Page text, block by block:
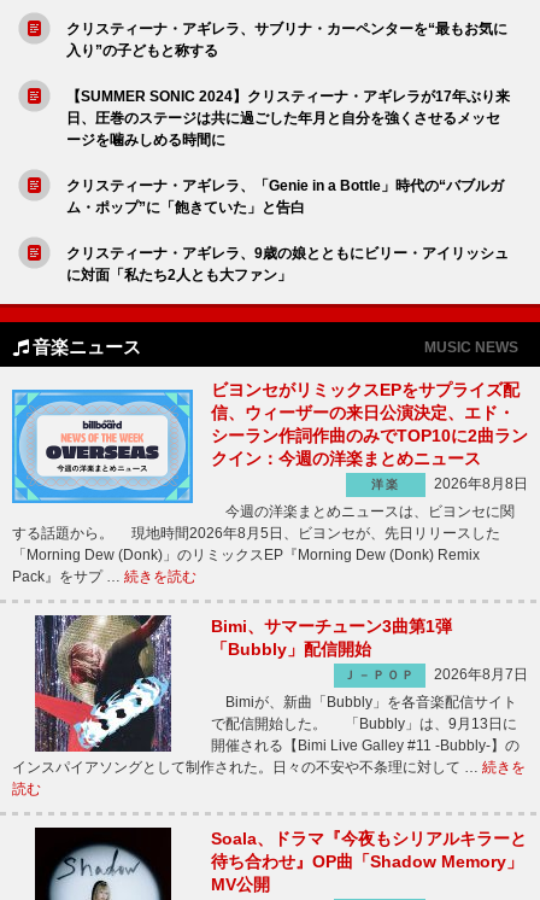
クリスティーナ・アギレラ、サブリナ・カーペンターを“最もお気に
入り”の子どもと称する
【SUMMER SONIC 2024】クリスティーナ・アギレラが17年ぶり来
日、圧巻のステージは共に過ごした年月と自分を強くさせるメッセ
ージを噛みしめる時間に
クリスティーナ・アギレラ、「Genie in a Bottle」時代の“バブルガ
ム・ポップ”に「飽きていた」と告白
クリスティーナ・アギレラ、9歳の娘とともにビリー・アイリッシュ
に対面「私たち2人とも大ファン」
音楽ニュース MUSIC NEWS
ビヨンセがリミックスEPをサプライズ配
信、ウィーザーの来日公演決定、エド・
シーラン作詞作曲のみでTOP10に2曲ラン
クイン：今週の洋楽まとめニュース
洋楽
2026年8月8日
今週の洋楽まとめニュースは、ビヨンセに関
する話題から。 現地時間2026年8月5日、ビヨンセが、先日リリースした
「Morning Dew (Donk)」のリミックスEP『Morning Dew (Donk) Remix
Pack』をサプ … 続きを読む
Bimi、サマーチューン3曲第1弾
「Bubbly」配信開始
Ｊ－ＰＯＰ
2026年8月7日
Bimiが、新曲「Bubbly」を各音楽配信サイト
で配信開始した。 「Bubbly」は、9月13日に
開催される【Bimi Live Galley #11 -Bubbly-】の
インスパイアソングとして制作された。日々の不安や不条理に対して … 続きを
読む
Soala、ドラマ『今夜もシリアルキラーと
待ち合わせ』OP曲「Shadow Memory」
MV公開